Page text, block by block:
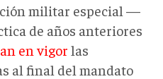
militar especial —
de años anteriores
en vigorlas
al final del mandato